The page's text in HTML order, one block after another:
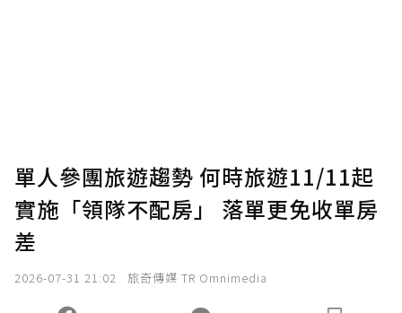
確認送出
單人參團旅遊趨勢 何時旅遊11/11起
實施「領隊不配房」 落單更免收單房
差
2026-07-31 21:02 旅奇傳媒 TR Omnimedia